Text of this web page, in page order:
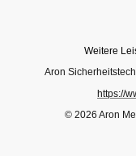
Weitere
Aron
https://
© 2026 Aron